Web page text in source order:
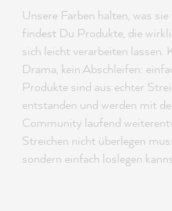
Unsere Farben halten, was
findest Du Produkte, die
sich leicht verarbeiten lassen.
Drama, kein Abschleifen:
Produkte sind aus echter
entstanden und werden mit
Community laufend
Streichen nicht überlegen
sondern einfach loslegen